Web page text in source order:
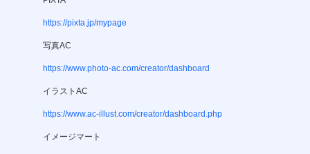
https://pixta.jp/mypage
写真AC
https://www.photo-ac.com/creator/dashboard
イラストAC
https://www.ac-illust.com/creator/dashboard.php
イメージマート